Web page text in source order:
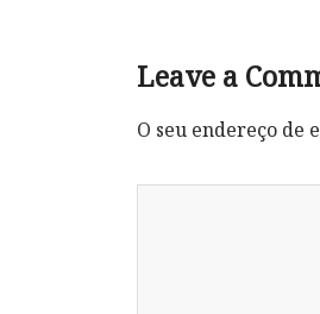
Leave a
O seu endereço de